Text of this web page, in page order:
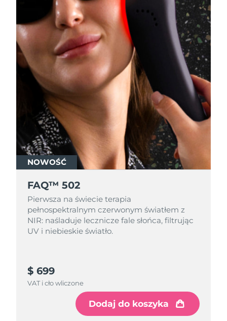
NOWOŚĆ
FAQ™ 502
Pierwsza na świecie terapia
pełnospektralnym czerwonym światłem z
NIR: naśladuje lecznicze fale słońca, filtrując
UV i niebieskie światło.
$ 699
VAT i cło wliczone
Dodaj do koszyka